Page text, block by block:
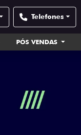
Telefones
PÓS VENDAS